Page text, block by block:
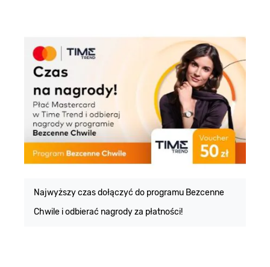
Najwyższy czas dołączyć do programu Bezcenne
Chwile i odbierać nagrody za płatności!